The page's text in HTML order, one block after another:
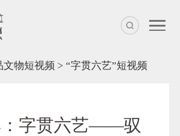
文物短视频 > “字贯六艺”短视频
：字贯六艺——驭